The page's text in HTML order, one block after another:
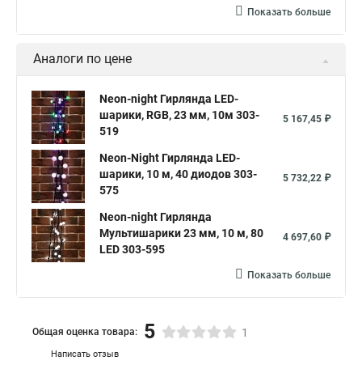
Показать больше
Аналоги по цене
Neon-night Гирлянда LED-
шарики, RGB, 23 мм, 10м 303-
519
5 167,45 ₽
Neon-Night Гирлянда LED-
шарики, 10 м, 40 диодов 303-
575
5 732,22 ₽
Neon-night Гирлянда
Мультишарики 23 мм, 10 м, 80
LED 303-595
4 697,60 ₽
Показать больше
Написать отзыв
Общая оценка товара: 5 1